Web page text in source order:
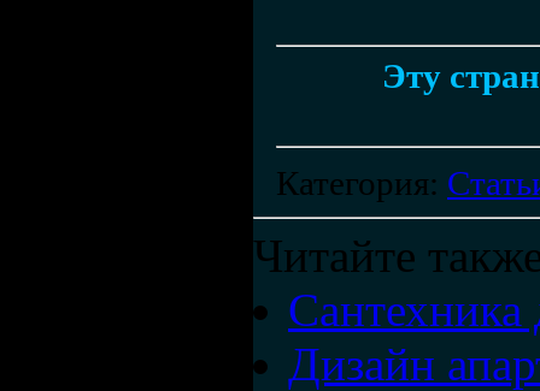
Эту
Категория:
Читайте
Сантехника
Дизайн